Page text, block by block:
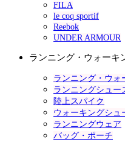
FILA
le coq sportif
Reebok
UNDER ARMOUR
ランニング・ウォーキ
ランニング・ウォ
ランニングシュー
陸上スパイク
ウォーキングシュ
ランニングウェア
バッグ・ポーチ